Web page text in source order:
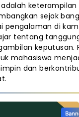
sejak
pengalaman di
tentang
keputusan.
mahasiswa
dan